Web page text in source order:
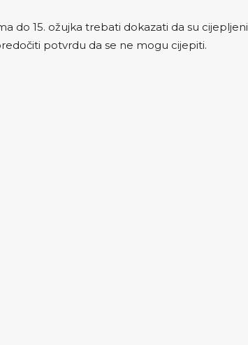
do 15. ožujka trebati dokazati da su cijepljeni
potvrdu da se ne mogu cijepiti.